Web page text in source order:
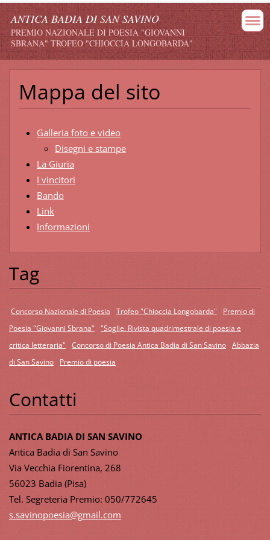
ANTICA BADIA DI SAN SAVINO
PREMIO NAZIONALE DI POESIA "GIOVANNI
SBRANA" TROFEO "CHIOCCIA LONGOBARDA"
Mappa del sito
Galleria foto e video
Disegni e stampe
La Giuria
I vincitori
Bando
Link
Informazioni
Tag
Concorso Nazionale di Poesia Trofeo "Chioccia Longobarda"
Premio di
Poesia "Giovanni Sbrana"
"Soglie. Rivista quadrimestrale di poesia e
critica letteraria"
Concorso di Poesia Antica Badia di San Savino Abbazia
di San Savino
Premio di poesia
Contatti
ANTICA BADIA DI SAN SAVINO
Antica Badia di San Savino
Via Vecchia Fiorentina, 268
56023 Badia (Pisa)
Tel. Segreteria Premio: 050/772645
s.savinopoesia@gmail.com